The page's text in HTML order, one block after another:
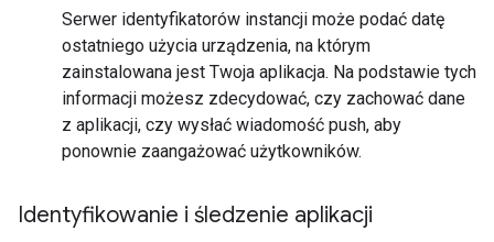
Serwer identyfikatorów instancji może podać datę
ostatniego użycia urządzenia, na którym
zainstalowana jest Twoja aplikacja. Na podstawie tych
informacji możesz zdecydować, czy zachować dane
z aplikacji, czy wysłać wiadomość push, aby
ponownie zaangażować użytkowników.
Identyfikowanie i śledzenie aplikacji